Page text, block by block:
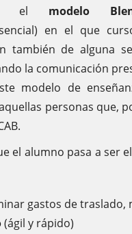
el
modelo
en el que
también de alguna
la comunicación
modelo de
personas que,
el alumno pasa a ser
gastos de traslado,
(ágil y rápido)